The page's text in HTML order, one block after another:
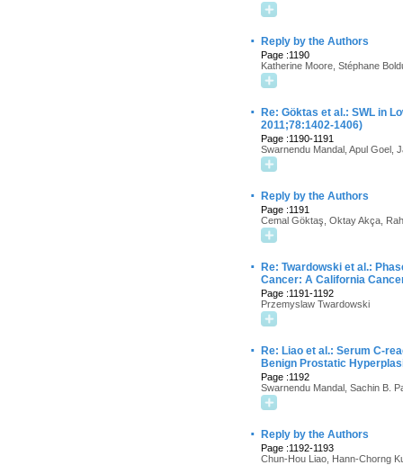
· Reply by the Authors
Page :1190
Katherine Moore, Stéphane
·
Re: Göktas et al.: SWL in
2011;78:1402-1406)
Page :1190-1191
Swarnendu Mandal, Apul Goel,
· Reply by the Authors
Page :1191
Cemal Göktaş, Oktay Akça,
·
Re: Twardowski et al.:
Cancer: A California
Page :1191-1192
Przemyslaw Twardowski
·
Re: Liao et al.: Serum C-
Benign Prostatic
Page :1192
Swarnendu Mandal, Sachin B.
· Reply by the Authors
Page :1192-1193
Chun-Hou Liao, Hann-Chorng